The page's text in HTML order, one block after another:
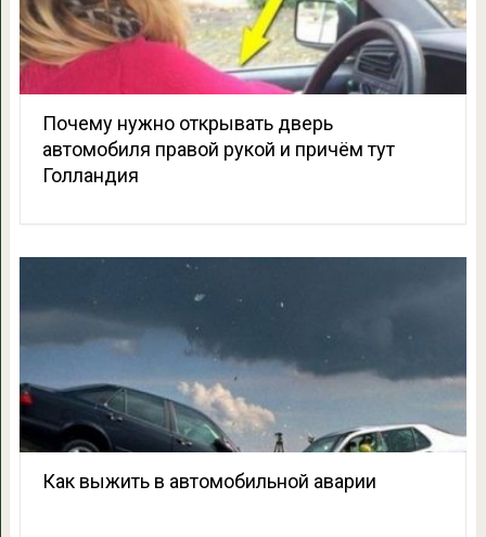
Почему нужно открывать дверь
автомобиля правой рукой и причём тут
Голландия
Как выжить в автомобильной аварии